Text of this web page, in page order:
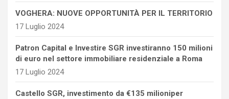
VOGHERA: NUOVE OPPORTUNITÀ PER IL TERRITORIO
17 Luglio 2024
Patron Capital e Investire SGR investiranno 150 milioni
di euro nel settore immobiliare residenziale a Roma
17 Luglio 2024
Castello SGR, investimento da €135 milioniper